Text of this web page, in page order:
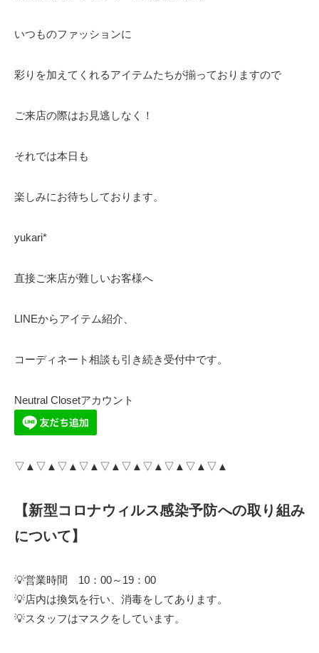
いつものファッションに
彩りを加えてくれるアイテムたちが揃っておりますので
ご来店の際はお見逃しなく！
それでは本日も
楽しみにお待ちしております。
yukari*
直接ご来店が難しいお客様へ
LINEからアイテム紹介、
コーディネート相談も引き続き受付中です。
Neutral Closetアカウント
▽▲▽▲▽▲▽▲▽▲▽▲▽▲▽▲▽▲▽▲
【新型コロナウィルス感染予防への取り組み
について】
💡営業時間 10：00～19：00
💡店内は換気を行い、消毒をしてあります。
💡スタッフはマスクをしています。